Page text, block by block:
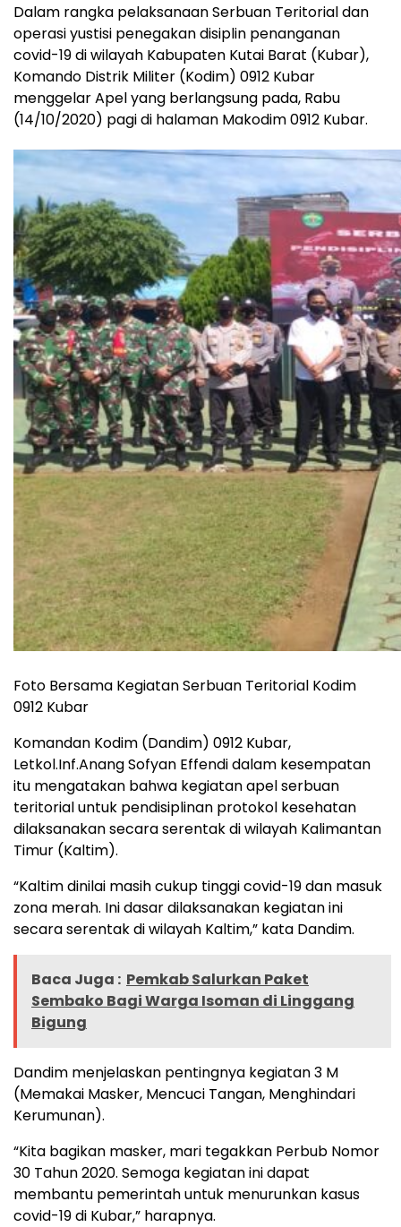
Dalam rangka pelaksanaan Serbuan Teritorial dan
operasi yustisi penegakan disiplin penanganan
covid-19 di wilayah Kabupaten Kutai Barat (Kubar),
Komando Distrik Militer (Kodim) 0912 Kubar
menggelar Apel yang berlangsung pada, Rabu
(14/10/2020) pagi di halaman Makodim 0912 Kubar.
Foto Bersama Kegiatan Serbuan Teritorial Kodim
0912 Kubar
Komandan Kodim (Dandim) 0912 Kubar,
Letkol.Inf.Anang Sofyan Effendi dalam kesempatan
itu mengatakan bahwa kegiatan apel serbuan
teritorial untuk pendisiplinan protokol kesehatan
dilaksanakan secara serentak di wilayah Kalimantan
Timur (Kaltim).
“Kaltim dinilai masih cukup tinggi covid-19 dan masuk
zona merah. Ini dasar dilaksanakan kegiatan ini
secara serentak di wilayah Kaltim,” kata Dandim.
Baca Juga : Pemkab Salurkan Paket
Sembako Bagi Warga Isoman di Linggang
Bigung
Dandim menjelaskan pentingnya kegiatan 3 M
(Memakai Masker, Mencuci Tangan, Menghindari
Kerumunan).
“Kita bagikan masker, mari tegakkan Perbub Nomor
30 Tahun 2020. Semoga kegiatan ini dapat
membantu pemerintah untuk menurunkan kasus
covid-19 di Kubar,” harapnya.